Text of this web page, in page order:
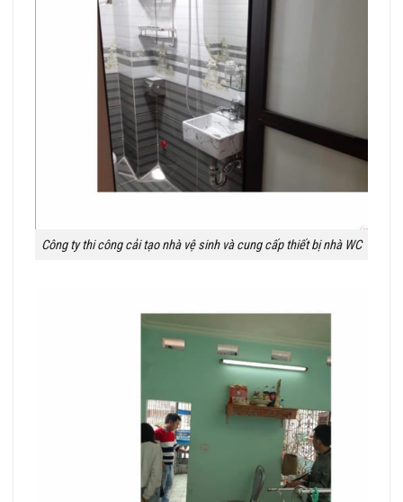
Công ty thi công cải tạo nhà vệ sinh và cung cấp thiết bị nhà WC